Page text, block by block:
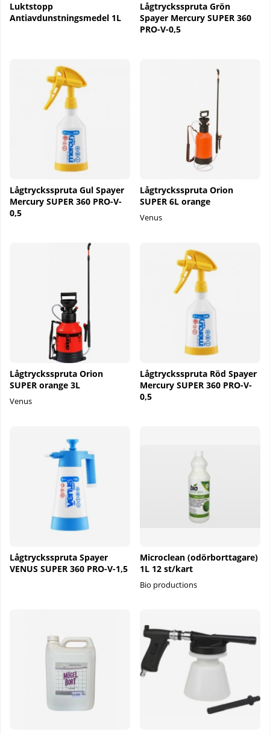
Luktstopp
Antiavdunstningsmedel 1L
Lågtrycksspruta Grön
Spayer Mercury SUPER 360
PRO-V-0,5
Lågtrycksspruta Gul Spayer
Mercury SUPER 360 PRO-V-
0,5
Lågtrycksspruta Orion
SUPER 6L orange
Venus
Lågtrycksspruta Orion
SUPER orange 3L
Venus
Lågtrycksspruta Röd Spayer
Mercury SUPER 360 PRO-V-
0,5
Lågtrycksspruta Spayer
VENUS SUPER 360 PRO-V-1,5
Microclean (odörborttagare)
1L 12 st/kart
Bio productions